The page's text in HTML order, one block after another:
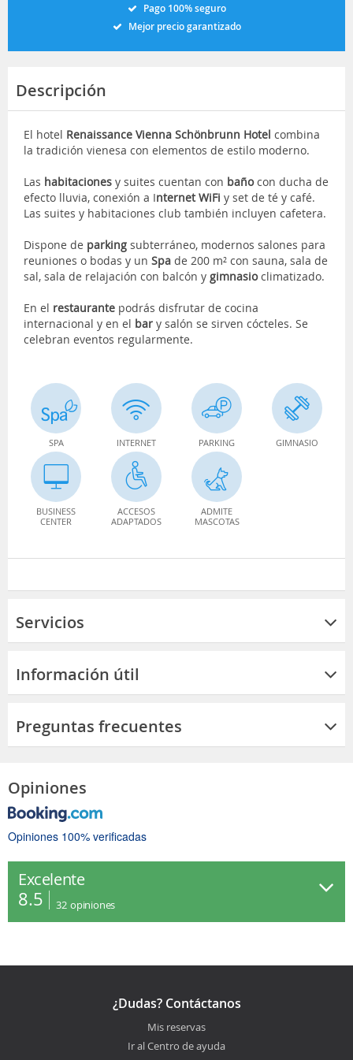
Pago 100% seguro
Mejor precio garantizado
Descripción
El hotel Renaissance Vienna Schönbrunn Hotel combina
la tradición vienesa con elementos de estilo moderno.
Las habitaciones y suites cuentan con bañocon ducha de
efecto lluvia, conexión a Internet WiFi y set de té y café.
Las suites y habitaciones club también incluyen cafetera.
Dispone de parking subterráneo, modernos salones para
reuniones o bodas y un Spa de 200 m² con sauna, sala de
sal, sala de relajación con balcón y gimnasioclimatizado.
En el restaurante podrás disfrutar de cocina
internacional y en el bar y salón se sirven cócteles. Se
celebran eventos regularmente.
SPA INTERNET PARKING GIMNASIO
BUSINESS
CENTER
ACCESOS
ADAPTADOS
ADMITE
MASCOTAS
Servicios
Información útil
Preguntas frecuentes
Opiniones
Opiniones 100% verificadas
Excelente
8.5 32 opiniones
¿Dudas? Contáctanos
Mis reservas
Ir al Centro de ayuda